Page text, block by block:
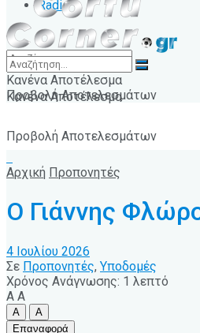
Radio
Κανένα Αποτέλεσμα
Προβολή Αποτελεσμάτων
Κανένα Αποτέλεσμα
Προβολή Αποτελεσμάτων
Αρχική Προπονητές
Ο Γιάννης
4 Ιουλίου 2026
Σε Προπονητές, Υποδομές
Χρόνος Ανάγνωσης: 1 λεπτό
A A
A
A
Επαναφορά